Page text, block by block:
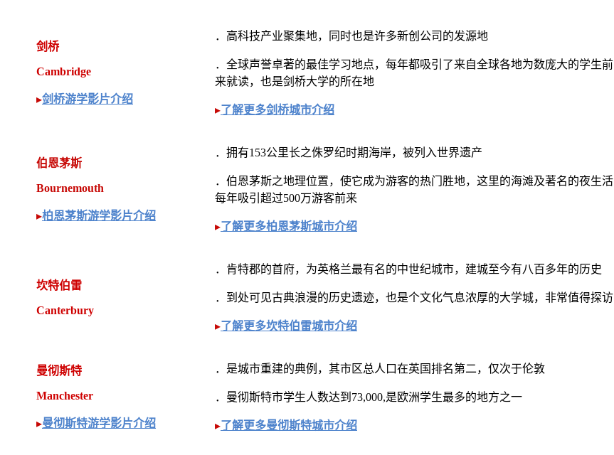
剑桥
Cambridge
▸剑桥游学影片介绍
．高科技产业聚集地，同时也是许多新创公司的发源地
．全球声誉卓著的最佳学习地点，每年都吸引了来自全球各地为数庞大的学生前
来就读，也是剑桥大学的所在地
▸了解更多剑桥城市介绍
伯恩茅斯
Bournemouth
▸柏恩茅斯游学影片介绍
．拥有153公里长之侏罗纪时期海岸，被列入世界遗产
．伯恩茅斯之地理位置，使它成为游客的热门胜地，这里的海滩及著名的夜生活
每年吸引超过500万游客前来
▸了解更多柏恩茅斯城市介绍
坎特伯雷
Canterbury
．肯特郡的首府，为英格兰最有名的中世纪城市，建城至今有八百多年的历史
．到处可见古典浪漫的历史遗迹，也是个文化气息浓厚的大学城，非常值得探访
▸了解更多坎特伯雷城市介绍
曼彻斯特
Manchester
▸曼彻斯特游学影片介绍
．是城市重建的典例，其市区总人口在英国排名第二，仅次于伦敦
．曼彻斯特市学生人数达到73,000,是欧洲学生最多的地方之一
▸了解更多曼彻斯特城市介绍